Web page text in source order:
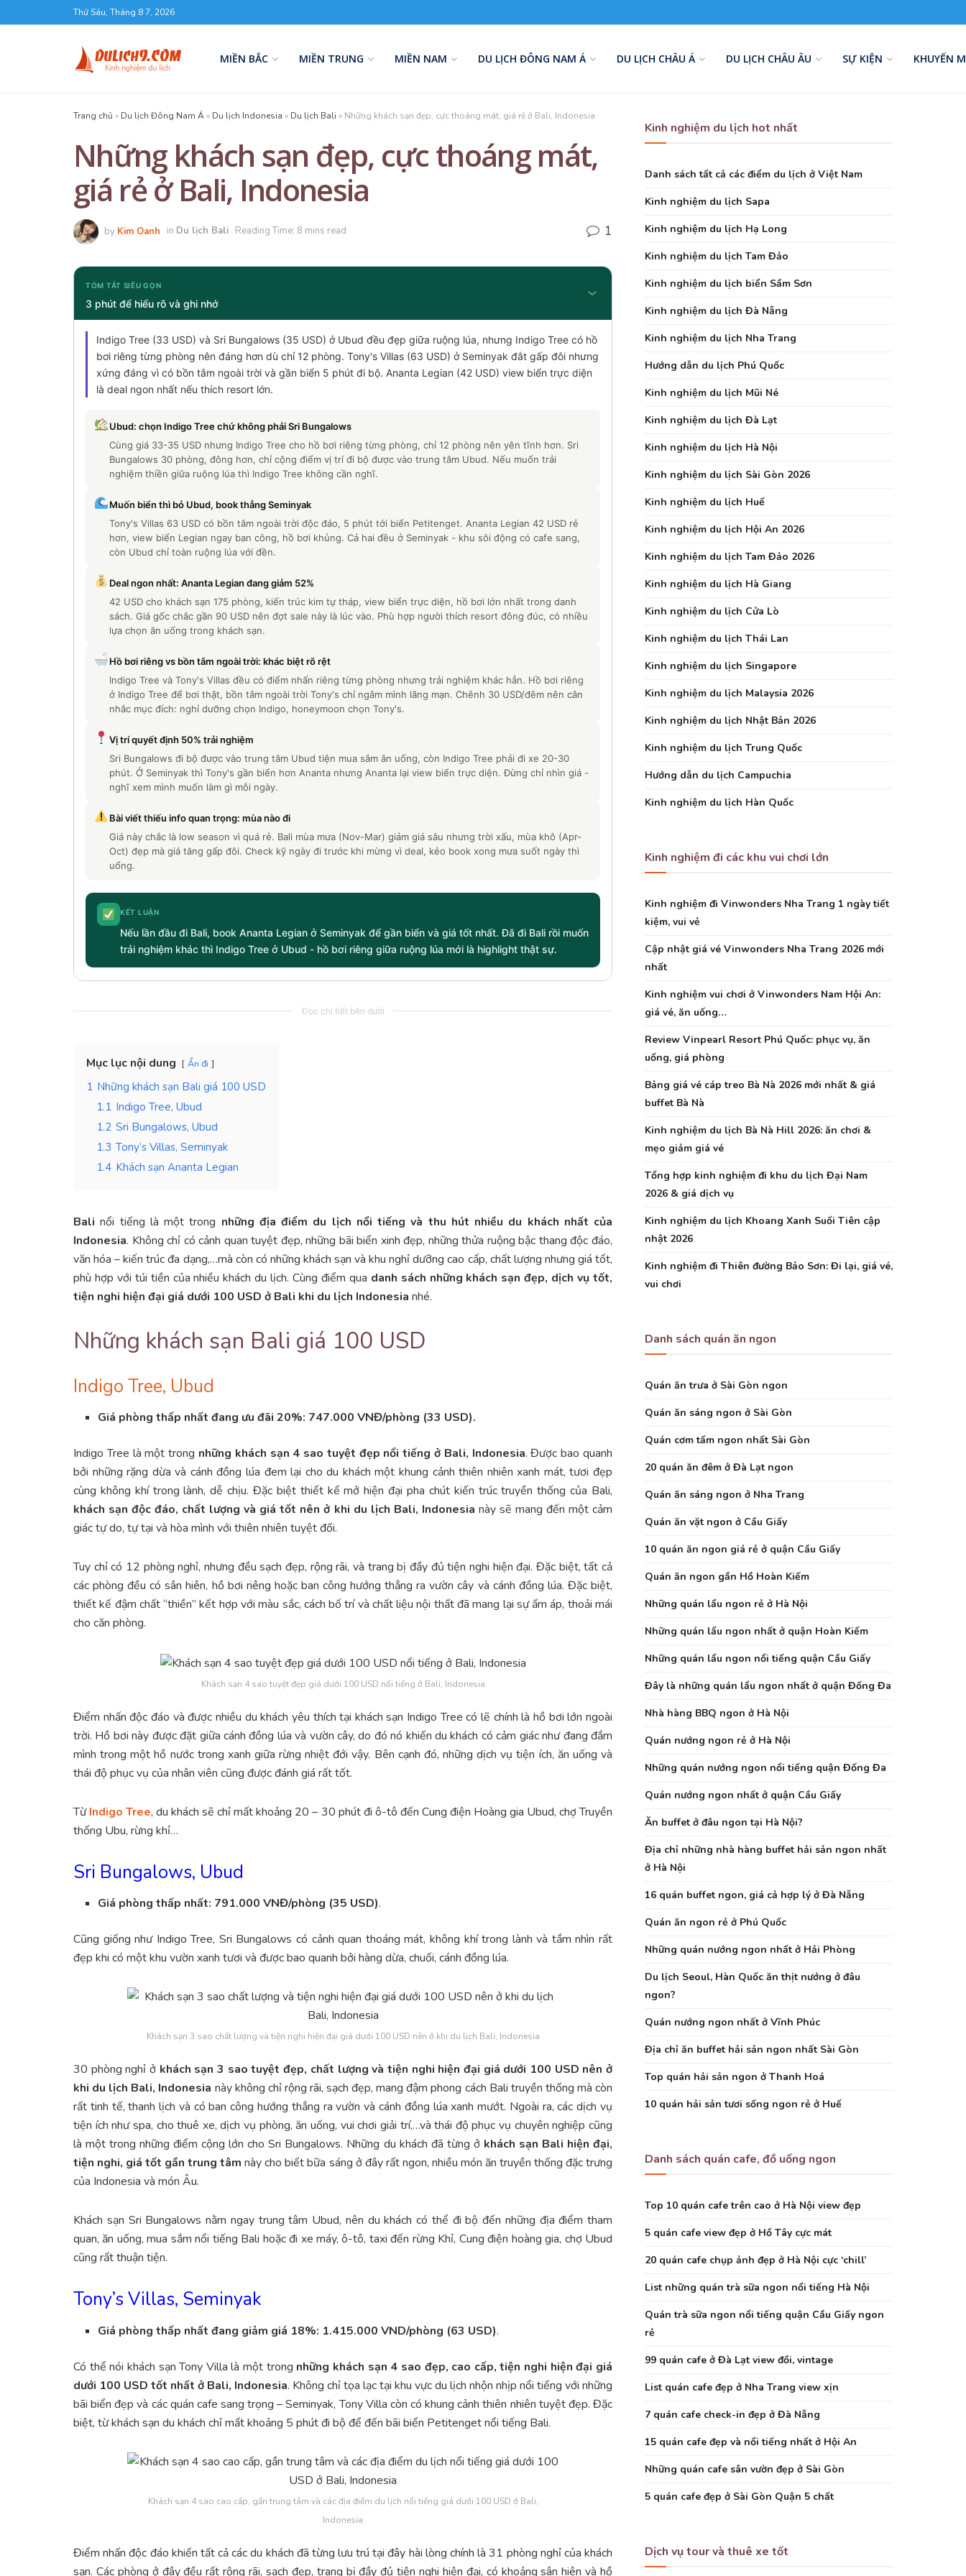
Thứ Sáu, Tháng 8 7, 2026
MIỀN BẮC MIỀN TRUNG MIỀN NAM DU LỊCH ĐÔNG NAM Á DU LỊCH CHÂU Á DU LỊCH CHÂU ÂU SỰ KIỆN KHUYẾN
Trang chủ » Du lịch Đông Nam Á » Du lịch Indonesia » Du lịch Bali » Những khách sạn đẹp, cực thoáng mát, giá rẻ ở Bali, Indonesia
Những khách sạn đẹp, cực thoáng mát,
giá rẻ ở Bali, Indonesia
by Kim Oanh in Du lịch Bali Reading Time: 8 mins read 1
TÓM TẮT SIÊU GỌN
3 phút để hiểu rõ và ghi nhớ
Indigo Tree (33 USD) và Sri Bungalows (35 USD) ở Ubud đều đẹp giữa ruộng lúa, nhưng Indigo Tree có hồ
bơi riêng từng phòng nên đáng hơn dù chỉ 12 phòng. Tony's Villas (63 USD) ở Seminyak đắt gấp đôi nhưng
xứng đáng vì có bồn tắm ngoài trời và gần biển 5 phút đi bộ. Ananta Legian (42 USD) view biển trực diện
là deal ngon nhất nếu thích resort lớn.
Ubud: chọn Indigo Tree chứ không phải Sri Bungalows
Cùng giá 33-35 USD nhưng Indigo Tree cho hồ bơi riêng từng phòng, chỉ 12 phòng nên yên tĩnh hơn. Sri
Bungalows 30 phòng, đông hơn, chỉ cộng điểm vị trí đi bộ được vào trung tâm Ubud. Nếu muốn trải
nghiệm thiền giữa ruộng lúa thì Indigo Tree không cần nghĩ.
Muốn biển thì bỏ Ubud, book thẳng Seminyak
Tony's Villas 63 USD có bồn tắm ngoài trời độc đáo, 5 phút tới biển Petitenget. Ananta Legian 42 USD rẻ
hơn, view biển Legian ngay ban công, hồ bơi khủng. Cả hai đều ở Seminyak - khu sôi động có cafe sang,
còn Ubud chỉ toàn ruộng lúa với đền.
Deal ngon nhất: Ananta Legian đang giảm 52%
42 USD cho khách sạn 175 phòng, kiến trúc kim tự tháp, view biển trực diện, hồ bơi lớn nhất trong danh
sách. Giá gốc chắc gần 90 USD nên đợt sale này là lúc vào. Phù hợp người thích resort đông đúc, có nhiều
lựa chọn ăn uống trong khách sạn.
Hồ bơi riêng vs bồn tắm ngoài trời: khác biệt rõ rệt
Indigo Tree và Tony's Villas đều có điểm nhấn riêng từng phòng nhưng trải nghiệm khác hẳn. Hồ bơi riêng
ở Indigo Tree để bơi thật, bồn tắm ngoài trời Tony's chỉ ngâm mình lãng mạn. Chênh 30 USD/đêm nên cân
nhắc mục đích: nghỉ dưỡng chọn Indigo, honeymoon chọn Tony's.
Vị trí quyết định 50% trải nghiệm
Sri Bungalows đi bộ được vào trung tâm Ubud tiện mua sắm ăn uống, còn Indigo Tree phải đi xe 20-30
phút. Ở Seminyak thì Tony's gần biển hơn Ananta nhưng Ananta lại view biển trực diện. Đừng chỉ nhìn giá -
nghĩ xem mình muốn làm gì mỗi ngày.
Bài viết thiếu info quan trọng: mùa nào đi
Giá này chắc là low season vì quá rẻ. Bali mùa mưa (Nov-Mar) giảm giá sâu nhưng trời xấu, mùa khô (Apr-
Oct) đẹp mà giá tăng gấp đôi. Check kỹ ngày đi trước khi mừng vì deal, kẻo book xong mưa suốt ngày thì
uổng.
KẾT LUẬN
Nếu lần đầu đi Bali, book Ananta Legian ở Seminyak để gần biển và giá tốt nhất. Đã đi Bali rồi muốn
trải nghiệm khác thì Indigo Tree ở Ubud - hồ bơi riêng giữa ruộng lúa mới là highlight thật sự.
Đọc chi tiết bên dưới
Mục lục nội dung Ẩn đi
1 Những khách sạn Bali giá 100 USD
1.1 Indigo Tree, Ubud
1.2 Sri Bungalows, Ubud
1.3 Tony’s Villas, Seminyak
1.4 Khách sạn Ananta Legian
Bali nổi tiếng là một trong những địa điểm du lịch nổi tiếng và thu hút nhiều du khách nhất của
Indonesia. Không chỉ có cảnh quan tuyệt đẹp, những bãi biển xinh đẹp, những thửa ruộng bậc thang độc đáo,
văn hóa – kiến trúc đa dạng,…mà còn có những khách sạn và khu nghỉ dưỡng cao cấp, chất lượng nhưng giá tốt,
phù hợp với túi tiền của nhiều khách du lịch. Cùng điểm qua danh sách những khách sạn đẹp, dịch vụ tốt,
tiện nghi hiện đại giá dưới 100 USD ở Bali khi du lịch Indonesia nhé.
Những khách sạn Bali giá 100 USD
Indigo Tree, Ubud
Giá phòng thấp nhất đang ưu đãi 20%: 747.000 VNĐ/phòng (33 USD).
Indigo Tree là một trong những khách sạn 4 sao tuyệt đẹp nổi tiếng ở Bali, Indonesia. Được bao quanh
bởi những rặng dừa và cánh đồng lúa đem lại cho du khách một khung cảnh thiên nhiên xanh mát, tươi đẹp
cùng không khí trong lành, dễ chịu. Đặc biệt thiết kế mở hiện đại pha chút kiến trúc truyền thống của Bali,
khách sạn độc đáo, chất lượng và giá tốt nên ở khi du lịch Bali, Indonesia này sẽ mang đến một cảm
giác tự do, tự tại và hòa mình với thiên nhiên tuyệt đối.
Tuy chỉ có 12 phòng nghỉ, nhưng đều sạch đẹp, rộng rãi, và trang bị đầy đủ tiện nghi hiện đại. Đặc biệt, tất cả
các phòng đều có sân hiên, hồ bơi riêng hoặc ban công hướng thẳng ra vườn cây và cánh đồng lúa. Đặc biệt,
thiết kế đậm chất “thiền” kết hợp với màu sắc, cách bố trí và chất liệu nội thất đã mang lại sự ấm áp, thoải mái
cho căn phòng.
Khách sạn 4 sao tuyệt đẹp giá dưới 100 USD nổi tiếng ở Bali, Indonesia
Điểm nhấn độc đáo và được nhiều du khách yêu thích tại khách sạn Indigo Tree có lẽ chính là hồ bơi lớn ngoài
trời. Hồ bơi này được đặt giữa cánh đồng lúa và vườn cây, do đó nó khiến du khách có cảm giác như đang đắm
mình trong một hồ nước trong xanh giữa rừng nhiệt đới vậy. Bên cạnh đó, những dịch vụ tiện ích, ăn uống và
thái độ phục vụ của nhân viên cũng được đánh giá rất tốt.
TừIndigo Tree, du khách sẽ chỉ mất khoảng 20 – 30 phút đi ô-tô đến Cung điện Hoàng gia Ubud, chợ Truyền
thống Ubu, rừng khỉ…
Sri Bungalows, Ubud
Giá phòng thấp nhất: 791.000 VNĐ/phòng (35 USD).
Cũng giống như Indigo Tree, Sri Bungalows có cảnh quan thoáng mát, không khí trong lành và tầm nhìn rất
đẹp khi có một khu vườn xanh tươi và được bao quanh bởi hàng dừa, chuối, cánh đồng lúa.
Khách sạn 3 sao chất lượng và tiện nghi hiện đại giá dưới 100 USD nên ở khi du lịch Bali, Indonesia
30 phòng nghỉ ở khách sạn 3 sao tuyệt đẹp, chất lượng và tiện nghi hiện đại giá dưới 100 USD nên ở
khi du lịch Bali, Indonesia này không chỉ rộng rãi, sạch đẹp, mang đậm phong cách Bali truyền thống mà còn
rất tinh tế, thanh lịch và có ban công hướng thẳng ra vườn và cánh đồng lúa xanh mướt. Ngoài ra, các dịch vụ
tiện ích như spa, cho thuê xe, dịch vụ phòng, ăn uống, vui chơi giải trí,…và thái độ phục vụ chuyên nghiệp cũng
là một trong những điểm cộng lớn cho Sri Bungalows. Những du khách đã từng ở khách sạn Bali hiện đại,
tiện nghi, giá tốt gần trung tâm này cho biết bữa sáng ở đây rất ngon, nhiều món ăn truyền thống đặc trưng
của Indonesia và món Âu.
Khách sạn Sri Bungalows nằm ngay trung tâm Ubud, nên du khách có thể đi bộ đến những địa điểm tham
quan, ăn uống, mua sắm nổi tiếng Bali hoặc đi xe máy, ô-tô, taxi đến rừng Khỉ, Cung điện hoàng gia, chợ Ubud
cũng rất thuận tiện.
Tony’s Villas, Seminyak
Giá phòng thấp nhất đang giảm giá 18%: 1.415.000 VND/phòng (63 USD).
Có thể nói khách sạn Tony Villa là một trong những khách sạn 4 sao đẹp, cao cấp, tiện nghi hiện đại giá
dưới 100 USD tốt nhất ở Bali, Indonesia. Không chỉ tọa lạc tại khu vực du lịch nhộn nhịp nổi tiếng với những
bãi biển đẹp và các quán cafe sang trọng – Seminyak, Tony Villa còn có khung cảnh thiên nhiên tuyệt đẹp. Đặc
biệt, từ khách sạn du khách chỉ mất khoảng 5 phút đi bộ để đến bãi biển Petitenget nổi tiếng Bali.
Khách sạn 4 sao cao cấp, gần trung tâm và các địa điểm du lịch nổi tiếng giá dưới 100 USD ở Bali,
Indonesia
Điểm nhấn độc đáo khiến tất cả các du khách đã từng lưu trú tại đây hài lòng chính là 31 phòng nghỉ của khách
sạn. Các phòng ở đây đều rất rộng rãi, sạch đẹp, trang bị đầy đủ tiện nghi hiện đại, có khoảng sân hiên và hồ
Kinh nghiệm du lịch hot nhất
Danh sách tất cả các điểm du lịch ở Việt Nam
Kinh nghiệm du lịch Sapa
Kinh nghiệm du lịch Hạ Long
Kinh nghiệm du lịch Tam Đảo
Kinh nghiệm du lịch biển Sầm Sơn
Kinh nghiệm du lịch Đà Nẵng
Kinh nghiệm du lịch Nha Trang
Hướng dẫn du lịch Phú Quốc
Kinh nghiệm du lịch Mũi Né
Kinh nghiệm du lịch Đà Lạt
Kinh nghiệm du lịch Hà Nội
Kinh nghiệm du lịch Sài Gòn 2026
Kinh nghiệm du lịch Huế
Kinh nghiệm du lịch Hội An 2026
Kinh nghiệm du lịch Tam Đảo 2026
Kinh nghiệm du lịch Hà Giang
Kinh nghiệm du lịch Cửa Lò
Kinh nghiệm du lịch Thái Lan
Kinh nghiệm du lịch Singapore
Kinh nghiệm du lịch Malaysia 2026
Kinh nghiệm du lịch Nhật Bản 2026
Kinh nghiệm du lịch Trung Quốc
Hướng dẫn du lịch Campuchia
Kinh nghiệm du lịch Hàn Quốc
Kinh nghiệm đi các khu vui chơi lớn
Kinh nghiệm đi Vinwonders Nha Trang 1 ngày tiết
kiệm, vui vẻ
Cập nhật giá vé Vinwonders Nha Trang 2026 mới
nhất
Kinh nghiệm vui chơi ở Vinwonders Nam Hội An:
giá vé, ăn uống…
Review Vinpearl Resort Phú Quốc: phục vụ, ăn
uống, giá phòng
Bảng giá vé cáp treo Bà Nà 2026 mới nhất & giá
buffet Bà Nà
Kinh nghiệm du lịch Bà Nà Hill 2026: ăn chơi &
mẹo giảm giá vé
Tổng hợp kinh nghiệm đi khu du lịch Đại Nam
2026 & giá dịch vụ
Kinh nghiệm du lịch Khoang Xanh Suối Tiên cập
nhật 2026
Kinh nghiệm đi Thiên đường Bảo Sơn: Đi lại, giá vé,
vui chơi
Danh sách quán ăn ngon
Quán ăn trưa ở Sài Gòn ngon
Quán ăn sáng ngon ở Sài Gòn
Quán cơm tấm ngon nhất Sài Gòn
20 quán ăn đêm ở Đà Lạt ngon
Quán ăn sáng ngon ở Nha Trang
Quán ăn vặt ngon ở Cầu Giấy
10 quán ăn ngon giá rẻ ở quận Cầu Giấy
Quán ăn ngon gần Hồ Hoàn Kiếm
Những quán lẩu ngon rẻ ở Hà Nội
Những quán lẩu ngon nhất ở quận Hoàn Kiếm
Những quán lẩu ngon nổi tiếng quận Cầu Giấy
Đây là những quán lẩu ngon nhất ở quận Đống Đa
Nhà hàng BBQ ngon ở Hà Nội
Quán nướng ngon rẻ ở Hà Nội
Những quán nướng ngon nổi tiếng quận Đống Đa
Quán nướng ngon nhất ở quận Cầu Giấy
Ăn buffet ở đâu ngon tại Hà Nội?
Địa chỉ những nhà hàng buffet hải sản ngon nhất
ở Hà Nội
16 quán buffet ngon, giá cả hợp lý ở Đà Nẵng
Quán ăn ngon rẻ ở Phú Quốc
Những quán nướng ngon nhất ở Hải Phòng
Du lịch Seoul, Hàn Quốc ăn thịt nướng ở đâu
ngon?
Quán nướng ngon nhất ở Vĩnh Phúc
Địa chỉ ăn buffet hải sản ngon nhất Sài Gòn
Top quán hải sản ngon ở Thanh Hoá
10 quán hải sản tươi sống ngon rẻ ở Huế
Danh sách quán cafe, đồ uống ngon
Top 10 quán cafe trên cao ở Hà Nội view đẹp
5 quán cafe view đẹp ở Hồ Tây cực mát
20 quán cafe chụp ảnh đẹp ở Hà Nội cực ‘chill’
List những quán trà sữa ngon nổi tiếng Hà Nội
Quán trà sữa ngon nổi tiếng quận Cầu Giấy ngon
rẻ
99 quán cafe ở Đà Lạt view đồi, vintage
List quán cafe đẹp ở Nha Trang view xịn
7 quán cafe check-in đẹp ở Đà Nẵng
15 quán cafe đẹp và nổi tiếng nhất ở Hội An
Những quán cafe sân vườn đẹp ở Sài Gòn
5 quán cafe đẹp ở Sài Gòn Quận 5 chất
Dịch vụ tour và thuê xe tốt